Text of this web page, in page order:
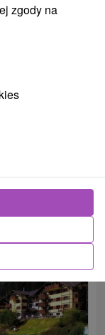
wstęp do
zgody na